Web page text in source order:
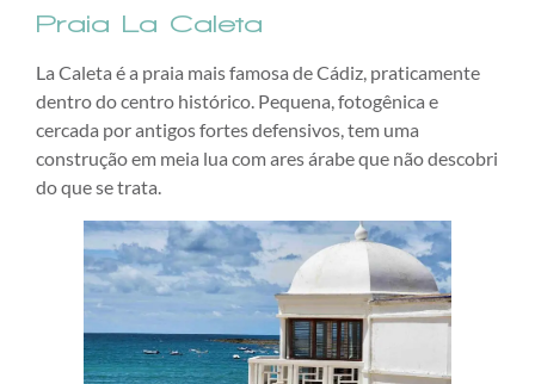
Praia La Caleta
La Caleta é a praia mais famosa de Cádiz, praticamente
dentro do centro histórico. Pequena, fotogênica e
cercada por antigos fortes defensivos, tem uma
construção em meia lua com ares árabe que não descobri
do que se trata.